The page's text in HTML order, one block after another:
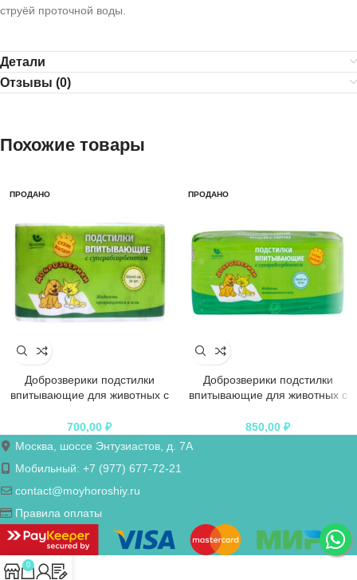
струёй проточной воды.
Детали
Отзывы (0)
Похожие товары
ПРОДАНО
Доброзверики подстилки
впитывающие для животных с
шт. “Сухие лапки”
700,00 ₽
ПРОДАНО
Доброзверики подстилки
впитывающие для животных с
шт. “Сухие лапки”
850,00 ₽
Москва, шоссе Энтузиастов, д. 7А
Мобильный: +7 (977) 677-72-21
contact@moyhoroshiy.ru
Правила оплаты
0